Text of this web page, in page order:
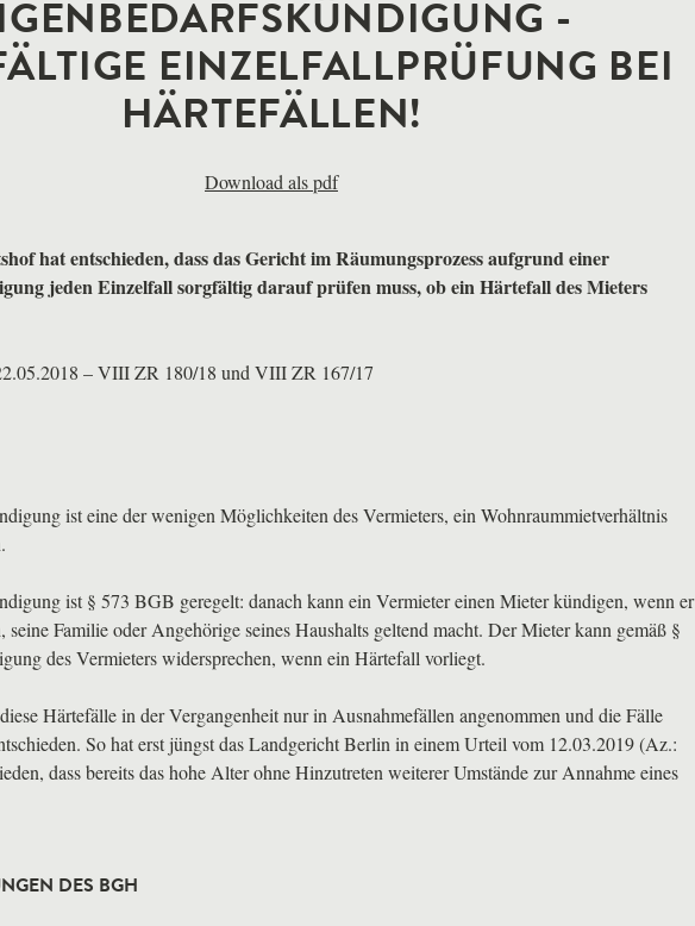
-
EINZELFALLPRÜFUNG BEI
HÄRTEFÄLLEN!
Download als pdf
hat entschieden, dass das Gericht im Räumungsprozess aufgrund einer
jeden Einzelfall sorgfältig darauf prüfen muss, ob ein Härtefall des Mieters
–VIIIZR 180/18 und VIIIZR 167/17
ist eine der wenigen Möglichkeiten des Vermieters, ein Wohnraummietverhältnis
ist § 573 BGB geregelt: danach kann ein Vermieter einen Mieter kündigen, wenn er
seine Familie oder Angehörige seines Haushalts geltend macht. Der Mieter kann gemäß §
des Vermieters widersprechen, wenn ein Härtefall vorliegt.
Härtefälle in der Vergangenheit nur in Ausnahmefällen angenommen und die Fälle
So hat erst jüngst das Landgericht Berlin in einem Urteil vom 12.03.2019 (Az.:
dass bereits das hohe Alter ohne Hinzutreten weiterer Umstände zur Annahme eines
DES BGH